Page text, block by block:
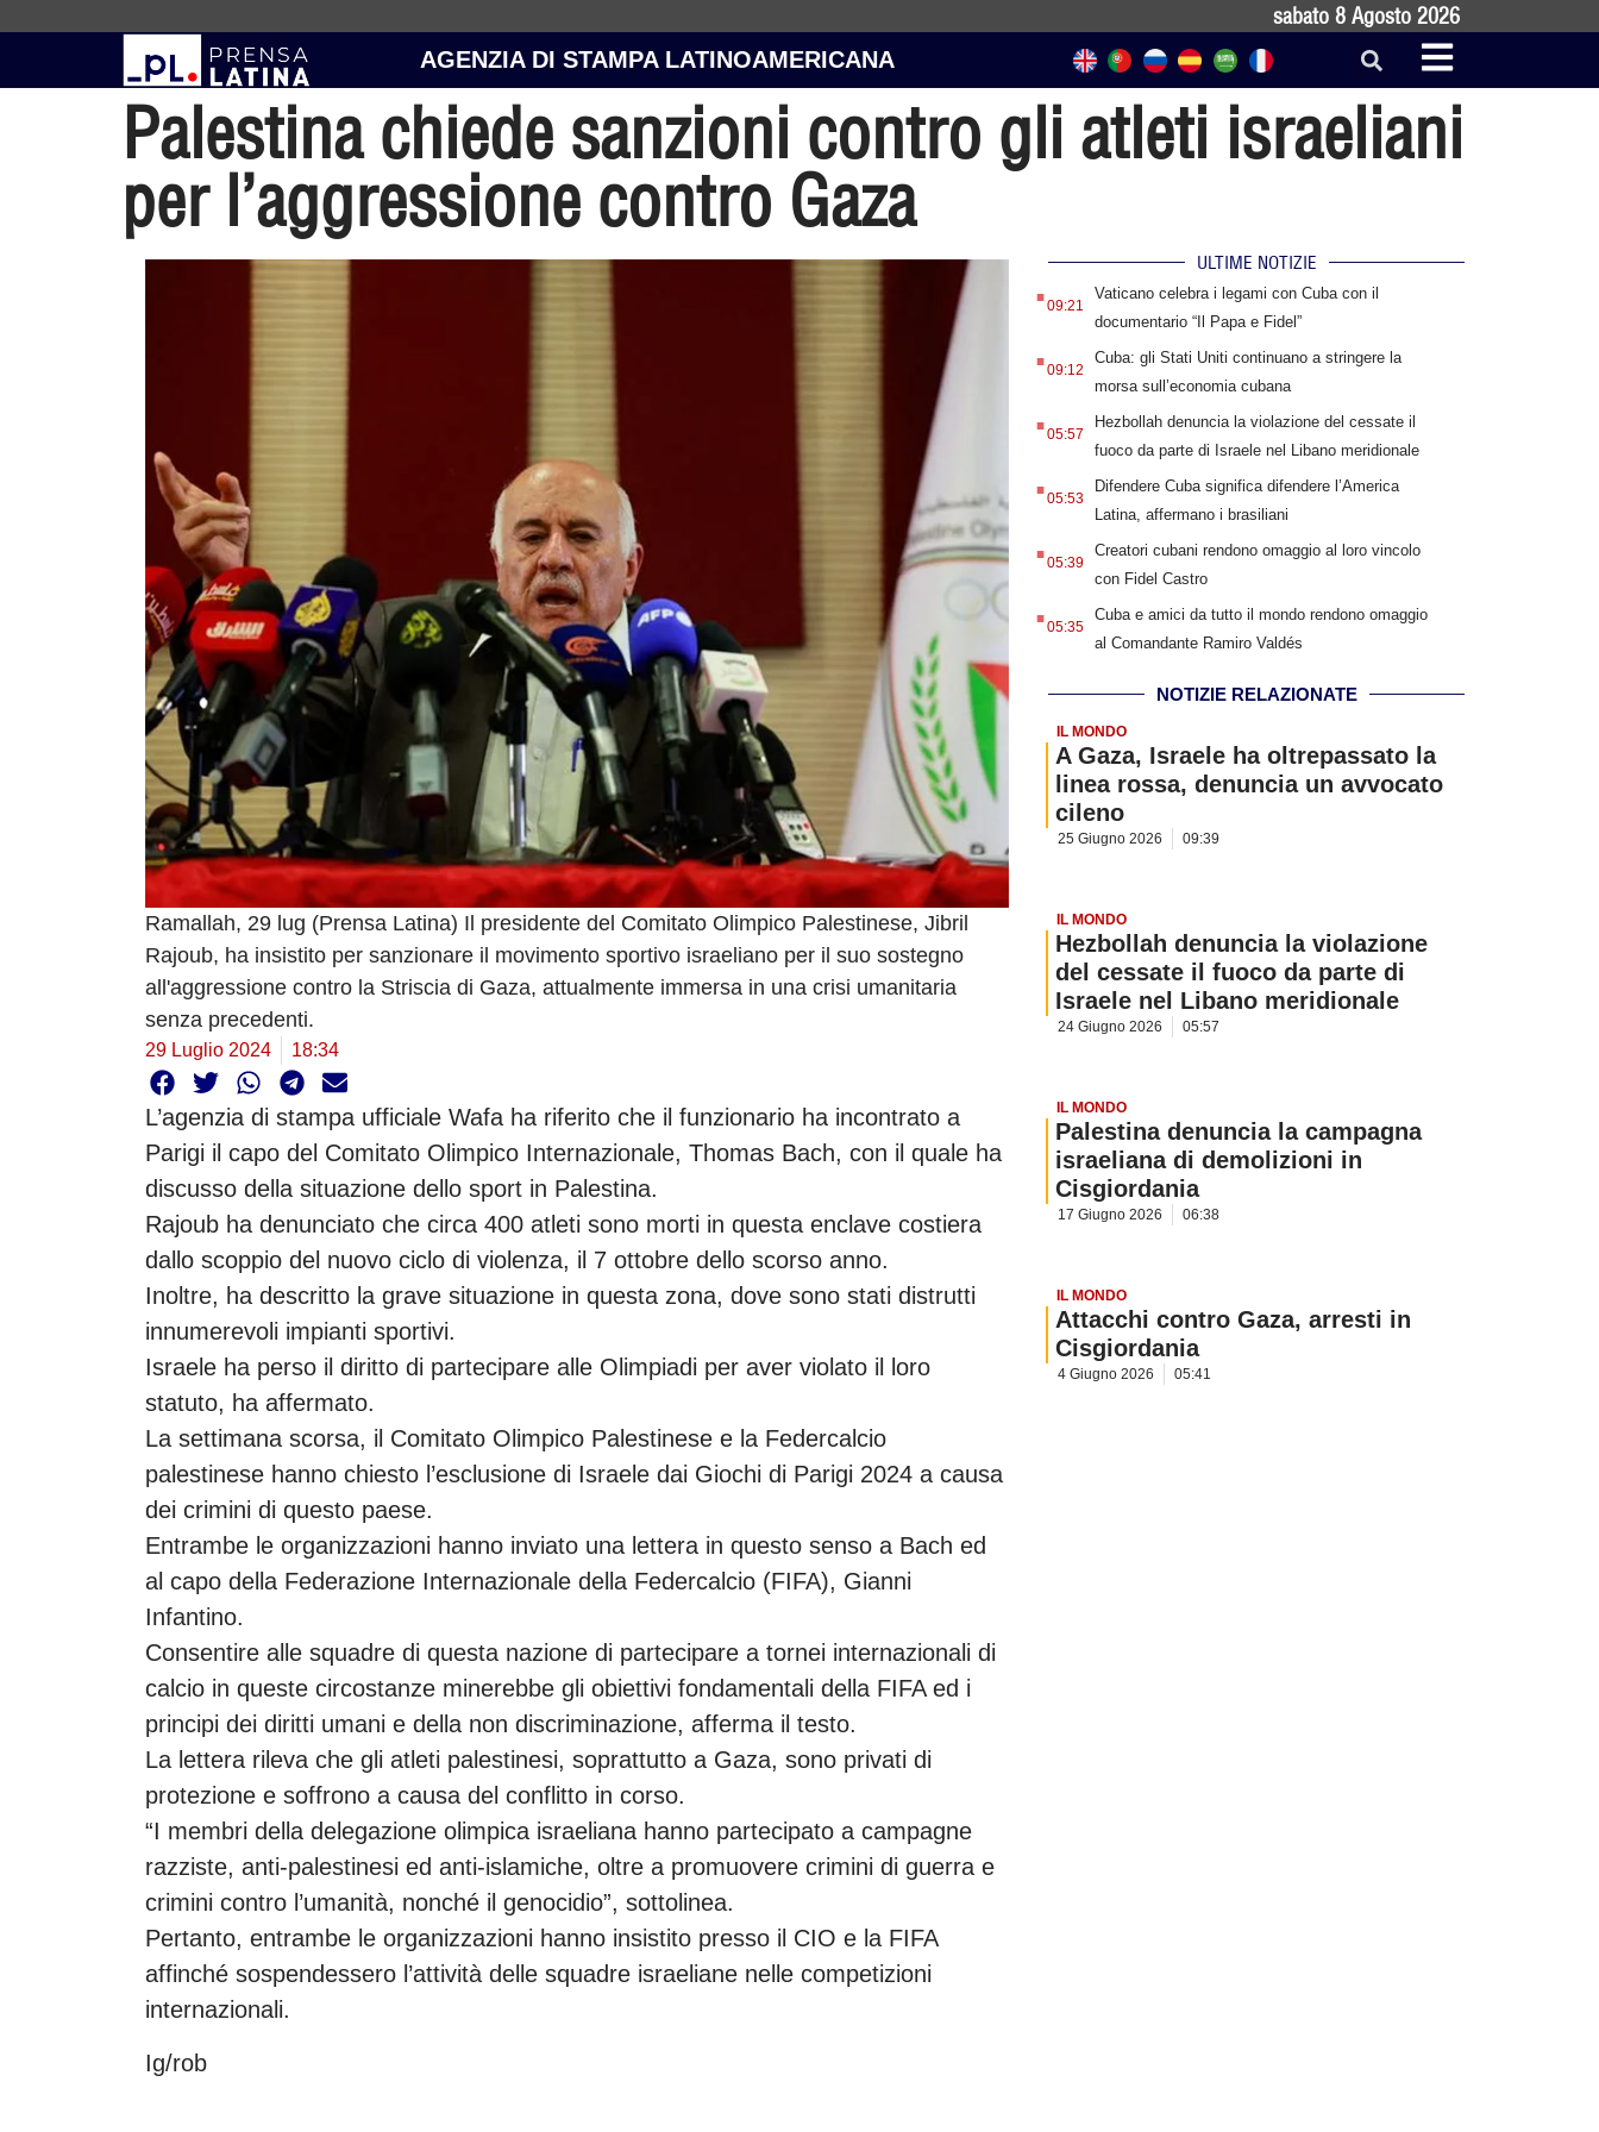
sabato 8 Agosto 2026
AGENZIA DI STAMPA LATINOAMERICANA
Palestina chiede sanzioni contro gli atleti israeliani
per l’aggressione contro Gaza
Ramallah, 29 lug (Prensa Latina) Il presidente del Comitato Olimpico Palestinese, Jibril
Rajoub, ha insistito per sanzionare il movimento sportivo israeliano per il suo sostegno
all'aggressione contro la Striscia di Gaza, attualmente immersa in una crisi umanitaria
senza precedenti.
29 Luglio 2024 18:34
L’agenzia di stampa ufficiale Wafa ha riferito che il funzionario ha incontrato a
Parigi il capo del Comitato Olimpico Internazionale, Thomas Bach, con il quale ha
discusso della situazione dello sport in Palestina.
Rajoub ha denunciato che circa 400 atleti sono morti in questa enclave costiera
dallo scoppio del nuovo ciclo di violenza, il 7 ottobre dello scorso anno.
Inoltre, ha descritto la grave situazione in questa zona, dove sono stati distrutti
innumerevoli impianti sportivi.
Israele ha perso il diritto di partecipare alle Olimpiadi per aver violato il loro
statuto, ha affermato.
La settimana scorsa, il Comitato Olimpico Palestinese e la Federcalcio
palestinese hanno chiesto l’esclusione di Israele dai Giochi di Parigi 2024 a causa
dei crimini di questo paese.
Entrambe le organizzazioni hanno inviato una lettera in questo senso a Bach ed
al capo della Federazione Internazionale della Federcalcio (FIFA), Gianni
Infantino.
Consentire alle squadre di questa nazione di partecipare a tornei internazionali di
calcio in queste circostanze minerebbe gli obiettivi fondamentali della FIFA ed i
principi dei diritti umani e della non discriminazione, afferma il testo.
La lettera rileva che gli atleti palestinesi, soprattutto a Gaza, sono privati di
protezione e soffrono a causa del conflitto in corso.
“I membri della delegazione olimpica israeliana hanno partecipato a campagne
razziste, anti-palestinesi ed anti-islamiche, oltre a promuovere crimini di guerra e
crimini contro l’umanità, nonché il genocidio”, sottolinea.
Pertanto, entrambe le organizzazioni hanno insistito presso il CIO e la FIFA
affinché sospendessero l’attività delle squadre israeliane nelle competizioni
internazionali.
Ig/rob
ULTIME NOTIZIE
.09:21
Vaticano celebra i legami con Cuba con il
documentario “Il Papa e Fidel”
.09:12
Cuba: gli Stati Uniti continuano a stringere la
morsa sull’economia cubana
.05:57
Hezbollah denuncia la violazione del cessate il
fuoco da parte di Israele nel Libano meridionale
.05:53
Difendere Cuba significa difendere l’America
Latina, affermano i brasiliani
.05:39
Creatori cubani rendono omaggio al loro vincolo
con Fidel Castro
.05:35
Cuba e amici da tutto il mondo rendono omaggio
al Comandante Ramiro Valdés
NOTIZIE RELAZIONATE
IL MONDO
A Gaza, Israele ha oltrepassato la
linea rossa, denuncia un avvocato
cileno
25 Giugno 2026 09:39
IL MONDO
Hezbollah denuncia la violazione
del cessate il fuoco da parte di
Israele nel Libano meridionale
24 Giugno 2026 05:57
IL MONDO
Palestina denuncia la campagna
israeliana di demolizioni in
Cisgiordania
17 Giugno 2026 06:38
IL MONDO
Attacchi contro Gaza, arresti in
Cisgiordania
4 Giugno 2026 05:41